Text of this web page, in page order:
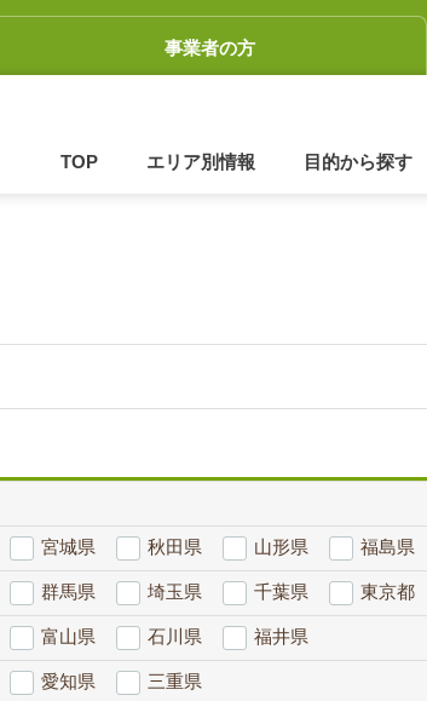
事業者の方
TOP エリア別情報 目的から探す
宮城県 秋田県 山形県 福島県
群馬県 埼玉県 千葉県 東京都
富山県 石川県 福井県
愛知県 三重県